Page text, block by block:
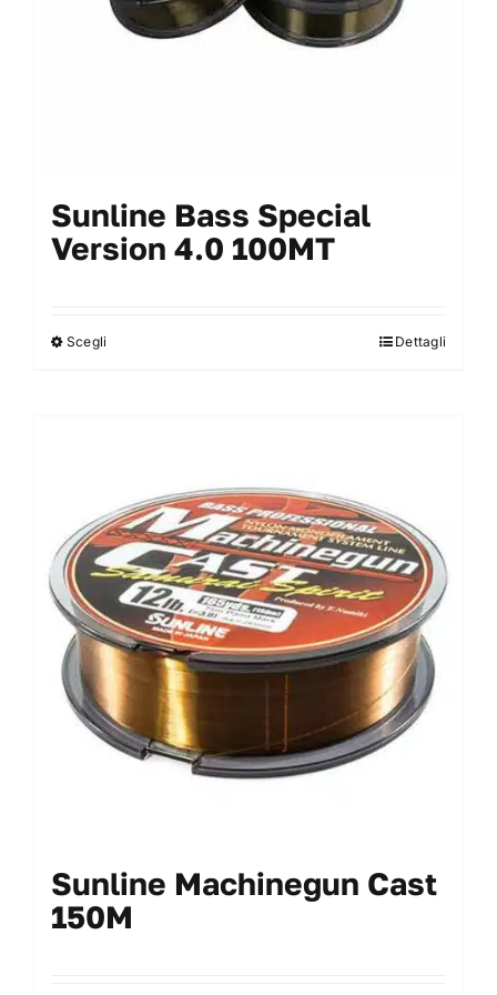
Sunline Bass Special
Version 4.0 100MT
Scegli
opzioni
possono
essere
scelte
nella
pagina
del
prodotto
Dettagli
Sunline Machinegun Cast
150M